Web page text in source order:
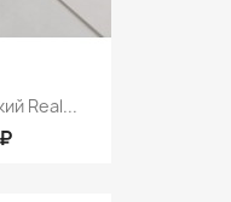
Real...